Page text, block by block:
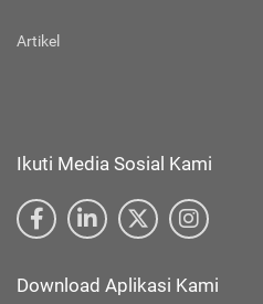
Artikel
Ikuti Media Sosial Kami
Download Aplikasi Kami